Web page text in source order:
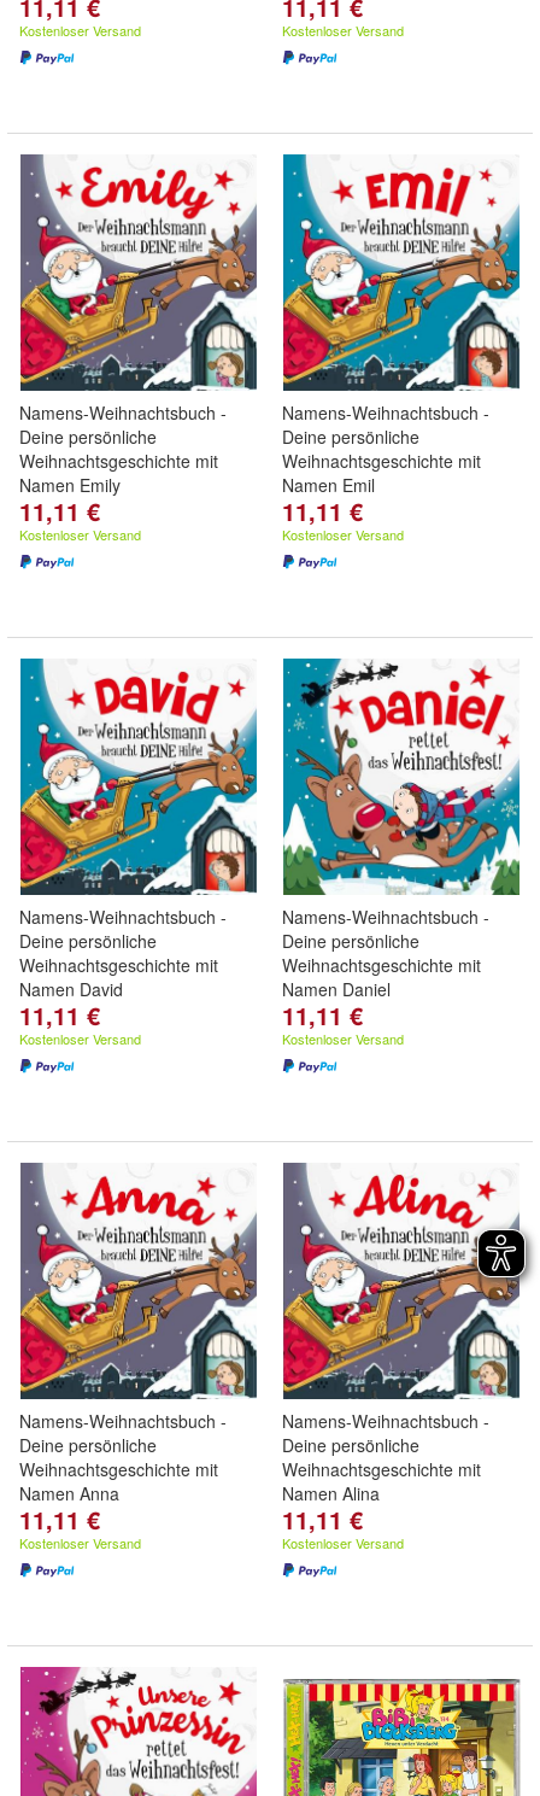
Kostenloser Versand Kostenloser Versand
Namens-Weihnachtsbuch -
Deine persönliche
Weihnachtsgeschichte mit
Namen Emily
11,11 €
Kostenloser Versand
Namens-Weihnachtsbuch -
Deine persönliche
Weihnachtsgeschichte mit
Namen Emil
11,11 €
Kostenloser Versand
Namens-Weihnachtsbuch -
Deine persönliche
Weihnachtsgeschichte mit
Namen David
11,11 €
Kostenloser Versand
Namens-Weihnachtsbuch -
Deine persönliche
Weihnachtsgeschichte mit
Namen Daniel
11,11 €
Kostenloser Versand
Namens-Weihnachtsbuch -
Deine persönliche
Weihnachtsgeschichte mit
Namen Anna
11,11 €
Kostenloser Versand
Namens-Weihnachtsbuch -
Deine persönliche
Weihnachtsgeschichte mit
Namen Alina
11,11 €
Kostenloser Versand